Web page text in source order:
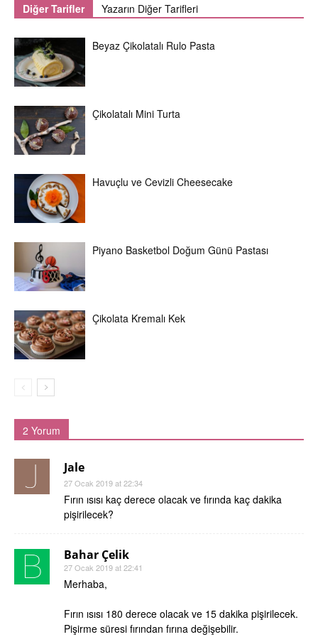
Diğer Tarifler Yazarın Diğer Tarifleri
Beyaz Çikolatalı Rulo Pasta
Çikolatalı Mini Turta
Havuçlu ve Cevizli Cheesecake
Piyano Basketbol Doğum Günü Pastası
Çikolata Kremalı Kek
2 Yorum
Jale
27 Ocak 2019 at 22:34
Fırın ısısı kaç derece olacak ve fırında kaç dakika
pişirilecek?
Bahar Çelik
27 Ocak 2019 at 22:41
Merhaba,
Fırın ısısı 180 derece olacak ve 15 dakika pişirilecek.
Pişirme süresi fırından fırına değişebilir.